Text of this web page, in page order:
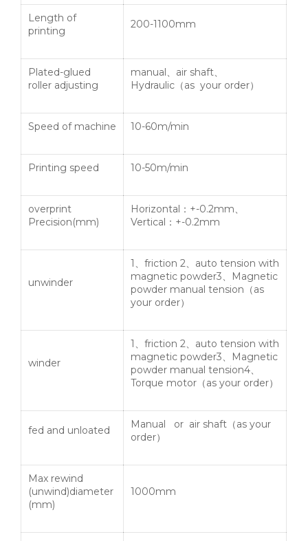
Length of
printing
200-1100mm
Plated-glued
roller adjusting
manual、 air shaft、
Hydraulic （as your order）
Speed of machine 10-60m/min
Printing speed 10-50m/min
overprint
Precision(mm)
Horizontal ： +-0.2mm、
Vertical ： +-0.2mm
unwinder
1、 friction 2、 auto tension with
magnetic powder3、
Magnetic
powder manual tension （as
your order）
winder
1、 friction 2、 auto tension with
magnetic powder3、
Magnetic
powder manual tension4、
Torque motor （as your order）
fed and unloated Manual or air shaft （as your
order）
Max rewind
(unwind)diameter
(mm)
1000mm